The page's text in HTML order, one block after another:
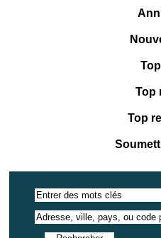
Top
Top